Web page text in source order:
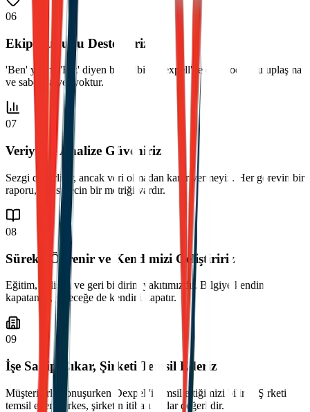
06
Ekip Ruhunu Destekleriz
'Ben' yerine 'Biz' diyen bir ekibiz. Dexpell'de dedikodu, kutuplaşma
ve sabotaja yer yoktur.
07
Veriye ve Analize Güveniriz
Sezgi değerlidir, ancak veri olmadan karar vermeyiz. Her görevin bir
raporu, her sürecin bir metriği vardır.
08
Sürekli Öğrenir ve Kendimizi Geliştiririz
Eğitim, gelişim ve geri bildirim yakıtımızdır. Bilgiye kendini
kapatanlar, geleceğe de kendini kapatır.
09
İşe Sahip Çıkar, Şirketi Temsil Ederiz
Müşterilerle konuşurken Dexpell'i temsil ettiğimizi biliriz. Şirketi
temsil eden herkes, şirketin itibarı kadar değerlidir.